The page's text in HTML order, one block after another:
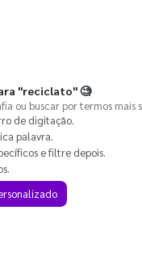
"reciclato"🧐
ou buscar por termos mais
de digitação.
palavra.
e filtre depois.